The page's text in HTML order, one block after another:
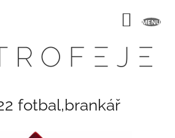
fotbal,brankář